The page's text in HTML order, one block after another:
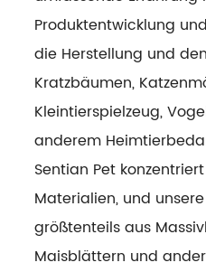
Produktentwicklung
die Herstellung und
Kratzbäumen,
Kleintierspielzeug,
anderem
Sentian Pet
Materialien, und
größtenteils aus
Maisblättern und